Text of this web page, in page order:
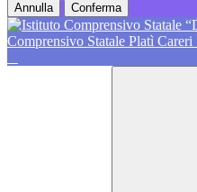
Annulla Conferma
Comprensivo Statale Platì Careri